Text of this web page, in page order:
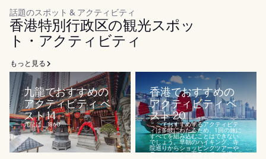
話題のスポット & アクティビティ
香港特別行政区の観光スポッ
ト・アクティビティ
もっと見る
九龍でおすすめの
アクティビティ ベ
スト 14
九龍は、1860...
香港でおすすめの
アクティビティ ベ
スト 20
ここでおすすめするアクティビテ
ィは多岐にわたるため、1 回の旅に
すべてを組み込むことはできない
でしょう。早朝のハイキング、寺
院巡りからショッピングツアーや
テーマパークに至るまで、香港へ